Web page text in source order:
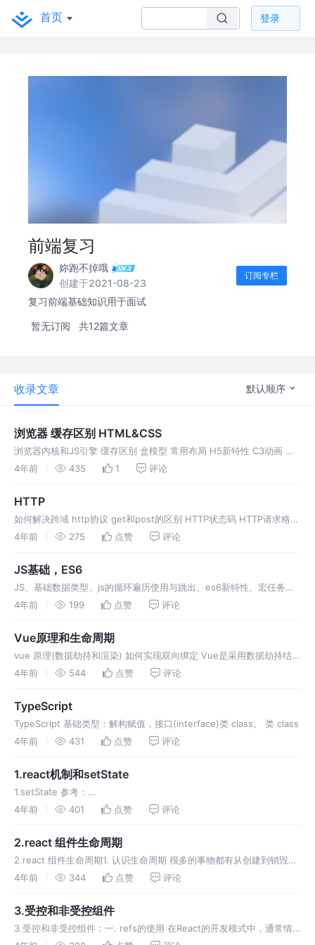
首页 登录
前端复习
妳跑不掉哦
创建于2021-08-23
订阅专栏
复习前端基础知识用于面试
暂无订阅 共12篇文章
收录文章 默认顺序
浏览器 缓存区别 HTML&CSS
浏览器内核和JS引擎 缓存区别 盒模型 常用布局 H5新特性 C3动画 垂
直水平居中 SVG
4年前 435 1 评论
HTTP
如何解决跨域 http协议 get和post的区别 HTTP状态码 HTTP请求格式
头部
4年前 275 点赞 评论
JS基础，ES6
JS、基础数据类型、js的循环遍历使用与跳出、es6新特性、宏任务与
微任务、防抖与节流的简单实现与区别
4年前 199 点赞 评论
Vue原理和生命周期
vue 原理(数据劫持和渲染) 如何实现双向绑定 Vue是采用数据劫持结合
发布/订阅模式的方式，通过Object.defineProperty()来劫持各个属性
4年前 544 点赞 评论
TypeScript
TypeScript 基础类型：解构赋值，接口(interface)类 class。 类 class
4年前
431 点赞 评论
1.react机制和setState
1.setState 参考：
https://juejin.cn/post/6886358519004692488#heading-0 在组件
4年前 401 点赞 评论
2.react 组件生命周期
2.react 组件生命周期1. 认识生命周期 很多的事物都有从创建到销毁的
整个过程，这个过程称之为是生命周期； React组件也有自己
4年前 344 点赞 评论
3.受控和非受控组件
3.受控和非受控组件：一. refs的使用 在React的开发模式中，通常情